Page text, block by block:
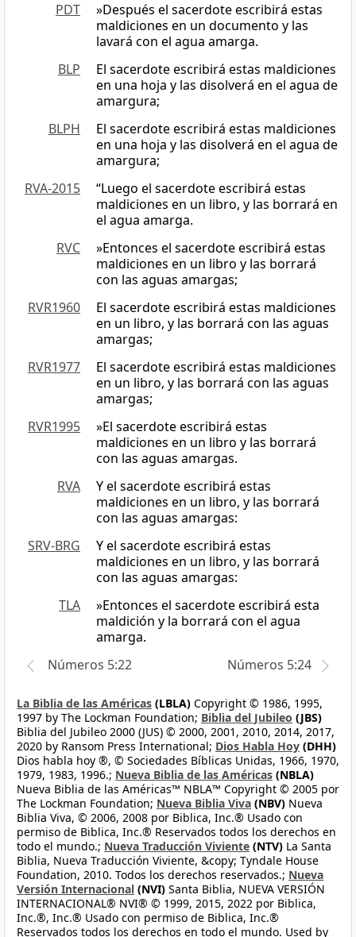
PDT
»Después el sacerdote escribirá estas
maldiciones en un documento y las
lavará con el agua amarga.
BLP
El sacerdote escribirá estas maldiciones
en una hoja y las disolverá en el agua de
amargura;
BLPH
El sacerdote escribirá estas maldiciones
en una hoja y las disolverá en el agua de
amargura;
RVA-2015
“Luego el sacerdote escribirá estas
maldiciones en un libro, y las borrará en
el agua amarga.
RVC
»Entonces el sacerdote escribirá estas
maldiciones en un libro y las borrará
con las aguas amargas;
RVR1960
El sacerdote escribirá estas maldiciones
en un libro, y las borrará con las aguas
amargas;
RVR1977
El sacerdote escribirá estas maldiciones
en un libro, y las borrará con las aguas
amargas;
RVR1995
»El sacerdote escribirá estas
maldiciones en un libro y las borrará
con las aguas amargas.
RVA
Y el sacerdote escribirá estas
maldiciones en un libro, y las borrará
con las aguas amargas:
SRV-BRG
Y el sacerdote escribirá estas
maldiciones en un libro, y las borrará
con las aguas amargas:
TLA
»Entonces el sacerdote escribirá esta
maldición y la borrará con el agua
amarga.
Números 5:22
Números 5:24
La Biblia de las Américas (LBLA) Copyright © 1986, 1995,
1997 by The Lockman Foundation; Biblia del Jubileo (JBS)
Biblia del Jubileo 2000 (JUS) © 2000, 2001, 2010, 2014, 2017,
2020 by Ransom Press International; Dios Habla Hoy (DHH)
Dios habla hoy ®, © Sociedades Bíblicas Unidas, 1966, 1970,
1979, 1983, 1996.; Nueva Biblia de las Américas (NBLA)
Nueva Biblia de las Américas™ NBLA™ Copyright © 2005 por
The Lockman Foundation; Nueva Biblia Viva (NBV) Nueva
Biblia Viva, © 2006, 2008 por Biblica, Inc.® Usado con
permiso de Biblica, Inc.® Reservados todos los derechos en
todo el mundo.; Nueva Traducción Viviente (NTV) La Santa
Biblia, Nueva Traducción Viviente, &copy; Tyndale House
Foundation, 2010. Todos los derechos reservados.; Nueva
Versión Internacional (NVI) Santa Biblia, NUEVA VERSIÓN
INTERNACIONAL® NVI® © 1999, 2015, 2022 por Biblica,
Inc.®, Inc.® Usado con permiso de Biblica, Inc.®
Reservados todos los derechos en todo el mundo. Used by